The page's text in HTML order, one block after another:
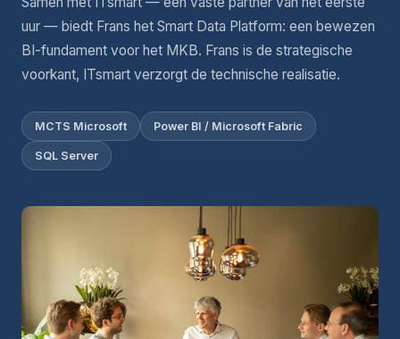
uur — biedt Frans het Smart Data Platform: een bewezen
BI-fundament voor het MKB. Frans is de strategische
voorkant, ITsmart verzorgt de technische realisatie.
MCTS Microsoft Power BI / Microsoft Fabric
SQL Server